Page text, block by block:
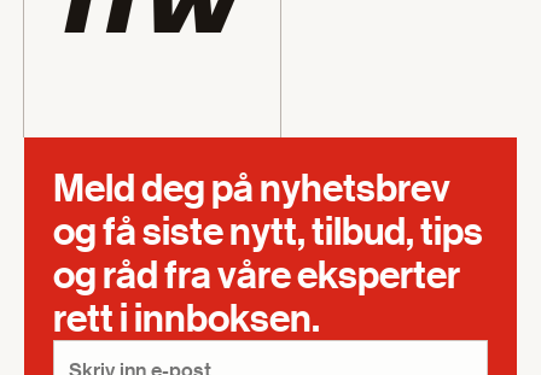
Meld deg på nyhetsbrev
og få siste nytt, tilbud, tips
og råd fra våre eksperter
rett i innboksen.